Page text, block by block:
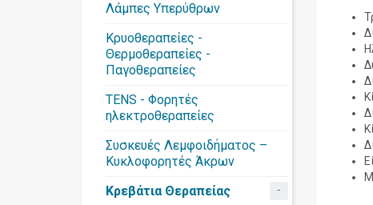
Λάμπες Υπερύθρων
Κρυοθεραπείες -
Θερμοθεραπείες -
Παγοθεραπείες
TENS - Φορητές
ηλεκτροθεραπείες
Συσκευές Λεμφοιδήματος –
Κυκλοφορητές Άκρων
Κρεβάτια Θεραπείας
-